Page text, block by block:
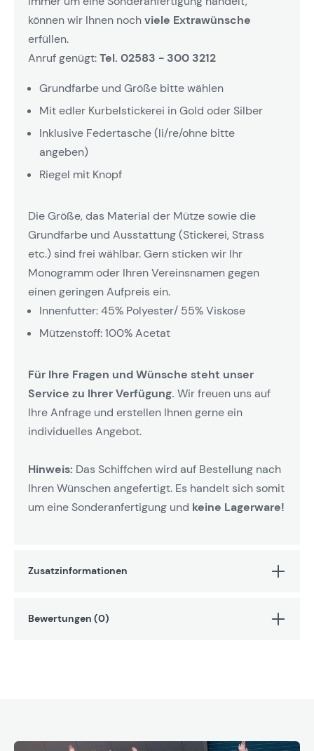
können wir Ihnen nochviele Extrawünsche
erfüllen.
Anruf genügt:Tel. 02583 - 300 3212
Grundfarbe und Größe bitte wählen
Mit edler Kurbelstickerei in Gold oder Silber
Inklusive Federtasche (li/re/ohne bitte
angeben)
Riegel mit Knopf
Die Größe, das Material der Mütze sowie die
Grundfarbe und Ausstattung (Stickerei, Strass
etc.) sind frei wählbar. Gern sticken wir Ihr
Monogramm oder Ihren Vereinsnamen gegen
einen geringen Aufpreis ein.
Innenfutter: 45% Polyester/ 55% Viskose
Mützenstoff: 100% Acetat
Für Ihre Fragen und Wünsche steht unser
Service zu Ihrer Verfügung. Wir freuen uns auf
Ihre Anfrage und erstellen Ihnen gerne ein
individuelles Angebot.
Hinweis: Das Schiffchen wird auf Bestellung nach
Ihren Wünschen angefertigt. Es handelt sich somit
um eine Sonderanfertigung und keine Lagerware!
Zusatzinformationen
Bewertungen (0)